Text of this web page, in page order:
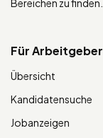
Bereichen zu finden.
Für Arbeitgeber
Übersicht
Kandidatensuche
Jobanzeigen